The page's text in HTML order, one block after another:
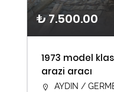
₺ 7.500.00
1973 model
arazi aracı
AYDIN /